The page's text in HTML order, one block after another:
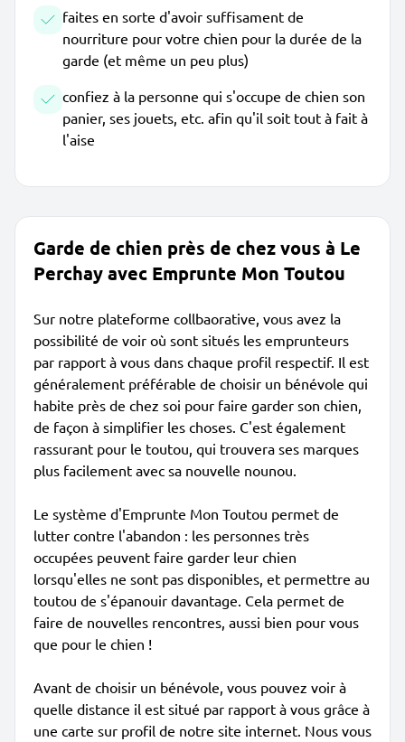
faites en sorte d'avoir suffisament de
nourriture pour votre chien pour la durée de la
garde (et même un peu plus)
confiez à la personne qui s'occupe de chien son
panier, ses jouets, etc. afin qu'il soit tout à fait à
l'aise
Garde de chien près de chez vous à Le
Perchay avec Emprunte Mon Toutou
Sur notre plateforme collbaorative, vous avez la
possibilité de voir où sont situés les emprunteurs
par rapport à vous dans chaque profil respectif. Il est
généralement préférable de choisir un bénévole qui
habite près de chez soi pour faire garder son chien,
de façon à simplifier les choses. C'est également
rassurant pour le toutou, qui trouvera ses marques
plus facilement avec sa nouvelle nounou.
Le système d'Emprunte Mon Toutou permet de
lutter contre l'abandon : les personnes très
occupées peuvent faire garder leur chien
lorsqu'elles ne sont pas disponibles, et permettre au
toutou de s'épanouir davantage. Cela permet de
faire de nouvelles rencontres, aussi bien pour vous
que pour le chien !
Avant de choisir un bénévole, vous pouvez voir à
quelle distance il est situé par rapport à vous grâce à
une carte sur profil de notre site internet. Nous vous